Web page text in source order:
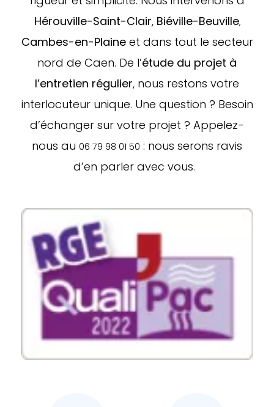
Hérouville-Saint-Clair, Biéville-Beuville,
Cambes-en-Plaine et dans tout le secteur
nord de Caen. De l’étude du projet à
l’entretien régulier, nous restons votre
interlocuteur unique. Une question ? Besoin
d’échanger sur votre projet ? Appelez-
nous au 06 79 98 01 50 : nous serons ravis
d’en parler avec vous.